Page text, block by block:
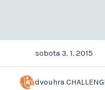
sobota 3. 1. 2015
dvouhra